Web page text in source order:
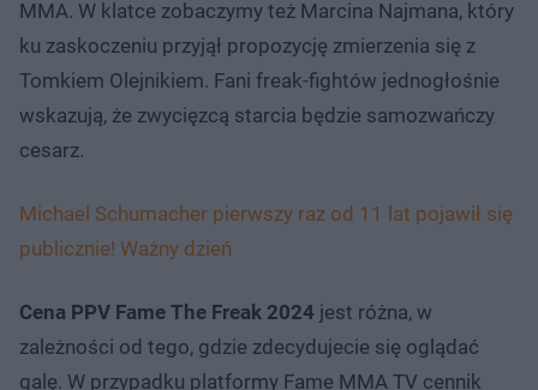
MMA. W klatce zobaczymy też Marcina Najmana, który
ku zaskoczeniu przyjął propozycję zmierzenia się z
Tomkiem Olejnikiem. Fani freak-fightów jednogłośnie
wskazują, że zwycięzcą starcia będzie samozwańczy
cesarz.
Michael Schumacher pierwszy raz od 11 lat pojawił się
publicznie! Ważny dzień
Cena PPV Fame The Freak 2024 jest różna, w
zależności od tego, gdzie zdecydujecie się oglądać
galę. W przypadku platformy Fame MMA TV cennik